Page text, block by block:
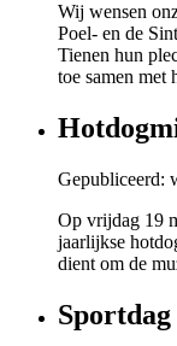
Wij wensen
Poel- en de
Tienen hun
toe samen met
Gepubliceerd:
Op vrijdag 19
jaarlijkse
dient om de